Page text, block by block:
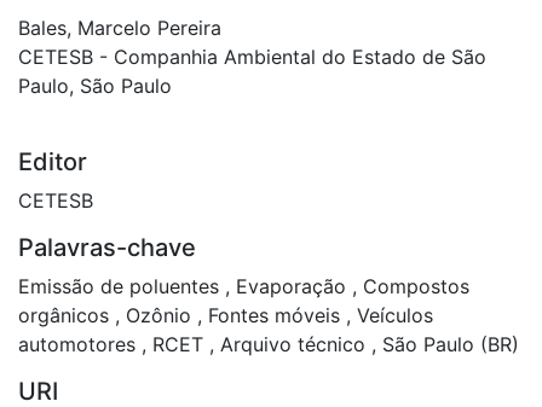
Bales, Marcelo Pereira
CETESB - Companhia Ambiental do Estado de São
Paulo, São Paulo
Editor
CETESB
Palavras-chave
Emissão de poluentes , Evaporação , Compostos
orgânicos , Ozônio , Fontes móveis , Veículos
automotores , RCET , Arquivo técnico , São Paulo (BR)
URI